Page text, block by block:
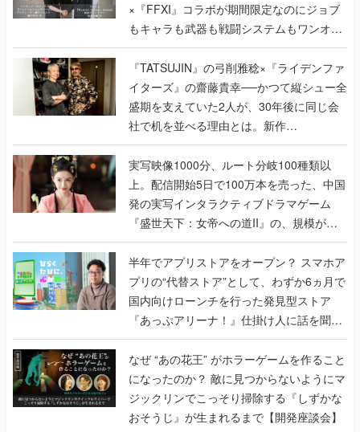
×『FFXI』コラボが期間限定なのにジョブ
もキャラも武器も戦闘システムもワンオフ
で作り込まれた理由を両ディレクターに聞
く
『TATSUJIN』の弓削雅稔×『ライデンファ
イターズ』の齋藤貴幸──かつて縦シュー全
盛期を支えていた2人が、30年後に同じ会
社で机を並べる理由とは。新作
『TATSUJIN EXTREME』で初タッグを組
んだレジェンド2人に訊く開発秘話
実写映像1000分、ルート分岐100種類以
上。配信開始5日で100万本を売った、中国
発の実写インタラクティブドラマゲーム
『盛世天下：女帝への道II』の、規模が違
うこだわりをプロデューサーに聞いた
半年でアプリストアをオープン？ スマホア
プリの“代替ストア”として、わずか6ヵ月で
国内向けローンチを行った発見型ストア
『あっぷアリーナ！』仕掛け人に話を聞い
てみた
なぜ “あの花王” がホラーゲームを作ること
になったのか？ 敵に見つからないようにマ
ジックリンでこっそり掃除する『しずかな
おそうじ』が生まれるまで【開発座談会】